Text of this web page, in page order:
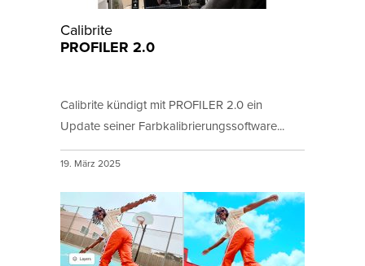
Calibrite
PROFILER 2.0
Calibrite kündigt mit PROFILER 2.0 ein
Update seiner Farbkalibrierungssoftware...
19. März 2025